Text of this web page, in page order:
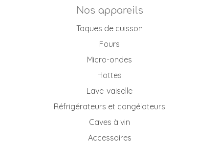
Nos appareils
Taques de cuisson
Fours
Micro-ondes
Hottes
Lave-vaiselle
Réfrigérateurs et congélateurs
Caves à vin
Accessoires